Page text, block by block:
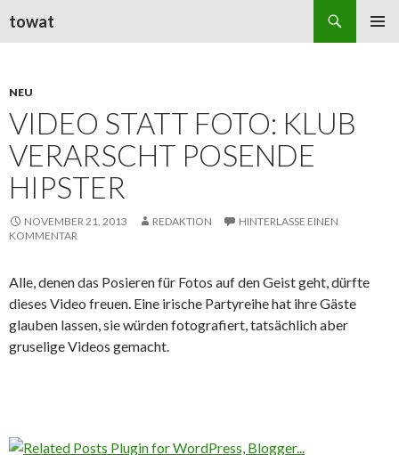
towat
NEU
VIDEO STATT FOTO: KLUB
VERARSCHT POSENDE
HIPSTER
NOVEMBER 21, 2013 REDAKTION
HINTERLASSE EINEN
KOMMENTAR
Alle, denen das Posieren für Fotos auf den Geist geht, dürfte
dieses Video freuen. Eine irische Partyreihe hat ihre Gäste
glauben lassen, sie würden fotografiert, tatsächlich aber
gruselige Videos gemacht.